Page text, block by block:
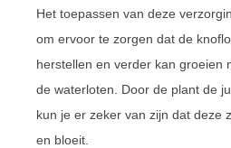
Het toepassen van deze
om ervoor te zorgen dat de
herstellen en verder kan groeien
de waterloten. Door de plant de
kun je er zeker van zijn dat deze
en bloeit.